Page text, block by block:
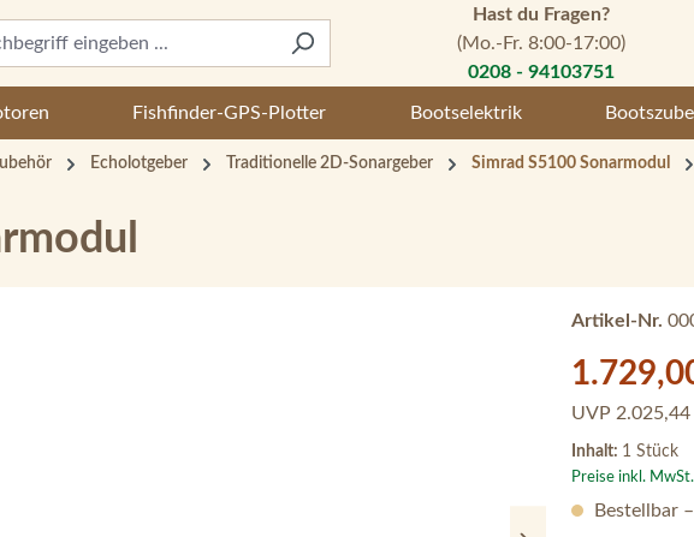
Hast du Fragen?
(Mo.-Fr. 8:00-17:00)
0208 - 94103751
Fishfinder-GPS-Plotter Bootselektrik
Echolotgeber Traditionelle 2D-Sonargeber Simrad S5100 Sonarmodul
Artikel-Nr.
Verkaufspreis:
UVP
Inhalt: 1 Stück
Preise inkl.
Bestellbar